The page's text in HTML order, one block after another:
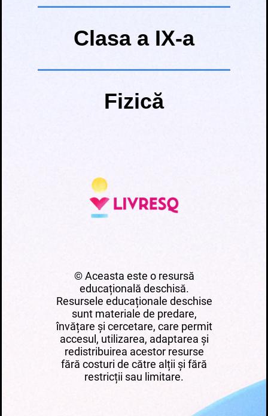
Clasa a IX-a
Fizică
© Aceasta este o resursă
educațională deschisă.
Resursele educaționale deschise
sunt materiale de predare,
învățare și cercetare, care permit
accesul, utilizarea, adaptarea și
redistribuirea acestor resurse
fără costuri de către alții și fără
restricții sau limitare.